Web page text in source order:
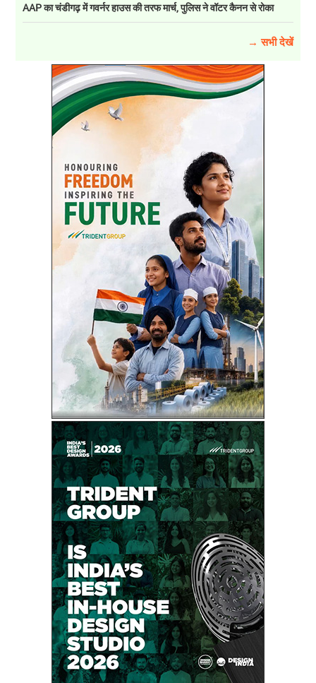
AAP का चंडीगढ़ में गवर्नर हाउस की तरफ मार्च, पुलिस ने वॉटर कैनन से रोका
→ सभी देखें